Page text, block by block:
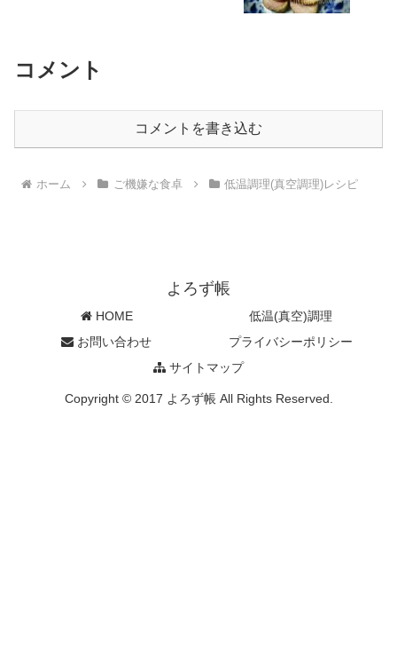
コメント
コメントを書き込む
ホーム ご機嫌な食卓 低温調理(真空調理)レシピ
よろず帳
HOME
低温(真空)調理
お問い合わせ
プライバシーポリシー
サイトマップ
Copyright © 2017 よろず帳 All Rights Reserved.